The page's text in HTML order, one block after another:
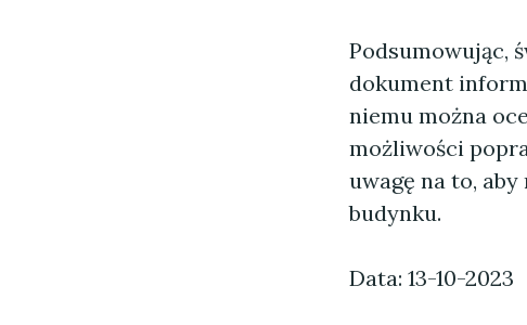
Podsumowując,
dokument
niemu można
możliwości
uwagę na to,
budynku.
Data: 13-10-2023